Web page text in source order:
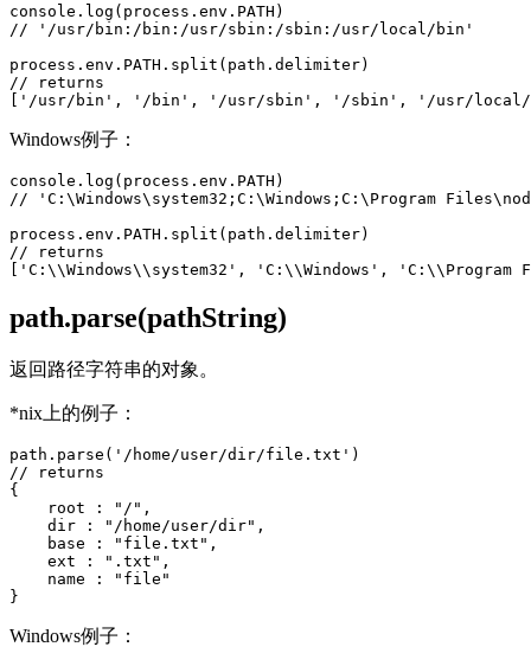
console.log(process.env.PATH)
// '/usr/bin:/bin:/usr/sbin:/sbin:/usr/local/bin'
process.env.PATH.split(path.delimiter)
// returns
Windows例子：
console.log(process.env.PATH)
// 'C:\Windows\system32;C:\Windows;C:\Program
process.env.PATH.split(path.delimiter)
// returns
path.parse(pathString)
返回路径字符串的对象。
*nix上的例子：
path.parse('/home/user/dir/file.txt')
// returns
{
    root : "/",
    dir : "/home/user/dir",
    base : "file.txt",
    ext : ".txt",
    name : "file"
Windows例子：